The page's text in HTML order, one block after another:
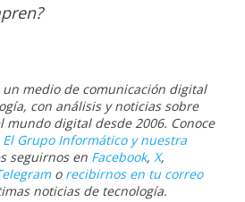
medio de comunicación digital
con análisis y noticias sobre
mundo digital desde 2006. Conoce
Grupo Informático y nuestra
seguirnos en Facebook, X,
o recibirnos en tu correo
noticias de tecnología.